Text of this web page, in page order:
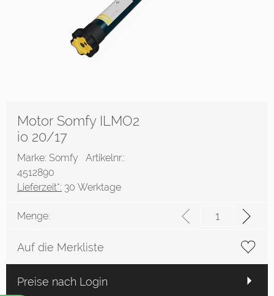
Motor Somfy ILMO2
io 20/17
Marke: Somfy Artikelnr.:
4512890
Lieferzeit*: 30 Werktage
Menge:
Auf die Merkliste
Preise nach Login